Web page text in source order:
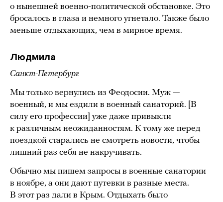
о нынешней военно-политической обстановке. Это
бросалось в глаза и немного угнетало. Также было
меньше отдыхающих, чем в мирное время.
Людмила
Санкт-Петербург
Мы только вернулись из Феодосии. Муж —
военный, и мы ездили в военный санаторий. [В
силу его профессии] уже даже привыкли
к различным неожиданностям. К тому же перед
поездкой старались не смотреть новости, чтобы
лишний раз себя не накручивать.
Обычно мы пишем запросы в военные санатории
в ноябре, а они дают путевки в разные места.
В этот раз дали в Крым. Отдыхать было